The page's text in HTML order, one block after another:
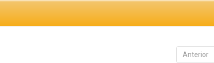
Anterior